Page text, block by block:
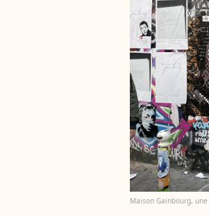
Maison Gainbourg,